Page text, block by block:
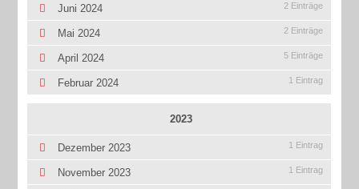
Juni 2024 2 Einträge
Mai 2024 2 Einträge
April 2024 5 Einträge
Februar 2024 1 Eintrag
2023
Dezember 2023 1 Eintrag
November 2023 1 Eintrag